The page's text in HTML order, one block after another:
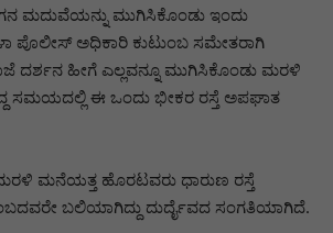
ಮದುವೆಯನ್ನು ಮುಗಿಸಿಕೊಂಡು ಇಂದು
ಪೊಲೀಸ್ ಅಧಿಕಾರಿ ಕುಟುಂಬ ಸಮೇತರಾಗಿ
ದರ್ಶನ ಹೀಗೆ ಎಲ್ಲವನ್ನೂ ಮುಗಿಸಿಕೊಂಡು ಮರಳಿ
ಸಮಯದಲ್ಲಿ ಈ ಒಂದು ಭೀಕರ ರಸ್ತೆ ಅಪಘಾತ
ಮರಳಿ ಮನೆಯತ್ತ ಹೊರಟವರು ಧಾರುಣ ರಸ್ತೆ
ಬಲಿಯಾಗಿದ್ದು ದುರ್ದೈವದ ಸಂಗತಿಯಾಗಿದೆ.